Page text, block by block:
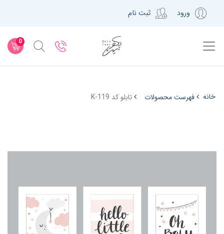
ورود ثبت نام
0
خانه فهرست محصولات تابلو کد K-119